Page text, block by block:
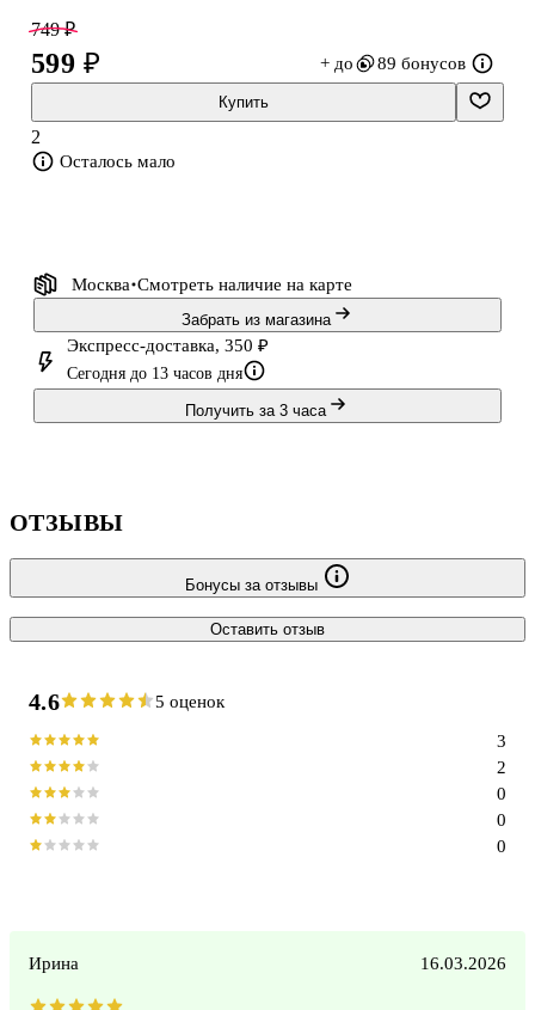
749 ₽
599 ₽ + до 89 бонусов
Купить
2
Осталось мало
Москва Смотреть наличие на карте
Забрать из магазина
Экспресс-доставка, 350 ₽
Сегодня до 13 часов дня
Получить за 3 часа
ОТЗЫВЫ
Бонусы за отзывы
Оставить отзыв
4.6 5 оценок
0
0
0
2
3
Ирина 16.03.2026